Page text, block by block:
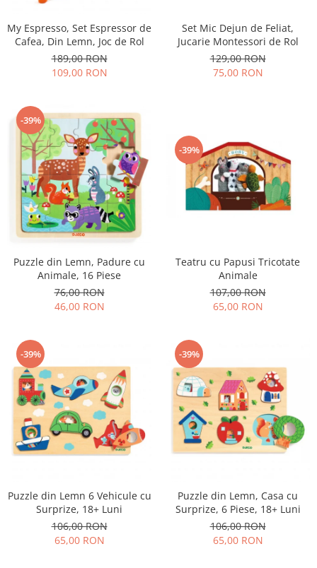
My Espresso, Set Espressor de
Cafea, Din Lemn, Joc de Rol
189,00 RON
109,00 RON
Set Mic Dejun de Feliat,
Jucarie Montessori de Rol
129,00 RON
75,00 RON
-39%
Puzzle din Lemn, Padure cu
Animale, 16 Piese
76,00 RON
46,00 RON
-39%
Teatru cu Papusi Tricotate
Animale
107,00 RON
65,00 RON
-39%
Puzzle din Lemn 6 Vehicule cu
Surprize, 18+ Luni
106,00 RON
65,00 RON
-39%
Puzzle din Lemn, Casa cu
Surprize, 6 Piese, 18+ Luni
106,00 RON
65,00 RON